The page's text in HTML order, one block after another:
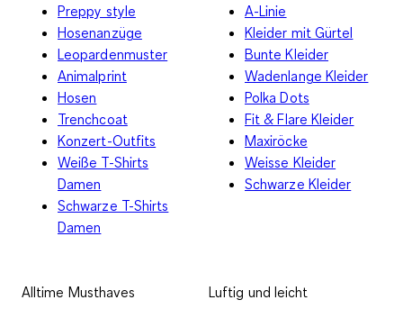
Preppy style
Hosenanzüge
Leopardenmuster
Animalprint
Hosen
Trenchcoat
Konzert-Outfits
Weiße T-Shirts
Damen
Schwarze T-Shirts
Damen
A-Linie
Kleider mit Gürtel
Bunte Kleider
Wadenlange Kleider
Polka Dots
Fit & Flare Kleider
Maxiröcke
Weisse Kleider
Schwarze Kleider
Alltime Musthaves
Luftig und leicht